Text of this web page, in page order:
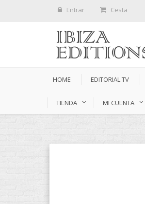
Entrar Cesta
HOME EDITORIAL TV
TIENDA MI CUENTA